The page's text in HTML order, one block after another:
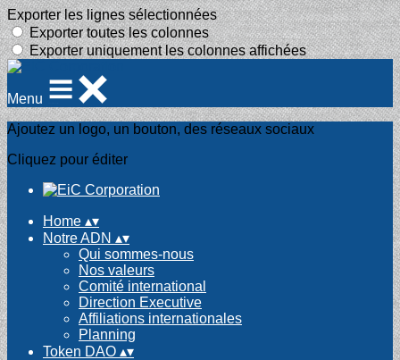
Exporter les lignes sélectionnées
Exporter toutes les colonnes
Exporter uniquement les colonnes affichées
Menu
Ajoutez un logo, un bouton, des réseaux sociaux
Cliquez pour éditer
Home ▴▾
Notre ADN ▴▾
Qui sommes-nous
Nos valeurs
Comité international
Direction Executive
Affiliations internationales
Planning
Token DAO ▴▾